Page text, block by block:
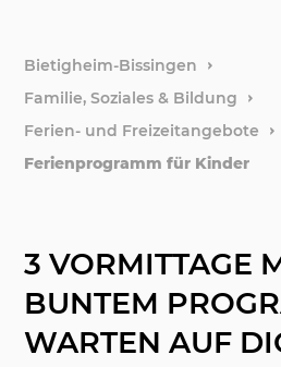
Bietigheim-Bissingen
Familie, Soziales & Bildung
Ferien- und Freizeitangebote
Ferienprogramm für Kinder
3 VORMITTAGE
BUNTEM
WARTEN AUF